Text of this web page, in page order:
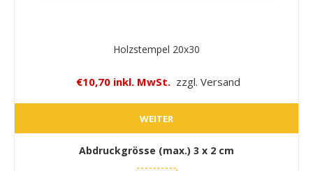
Holzstempel 20x30
€10,70 inkl. MwSt. zzgl. Versand
WEITER
Abdruckgrösse (max.) 3 x 2 cm